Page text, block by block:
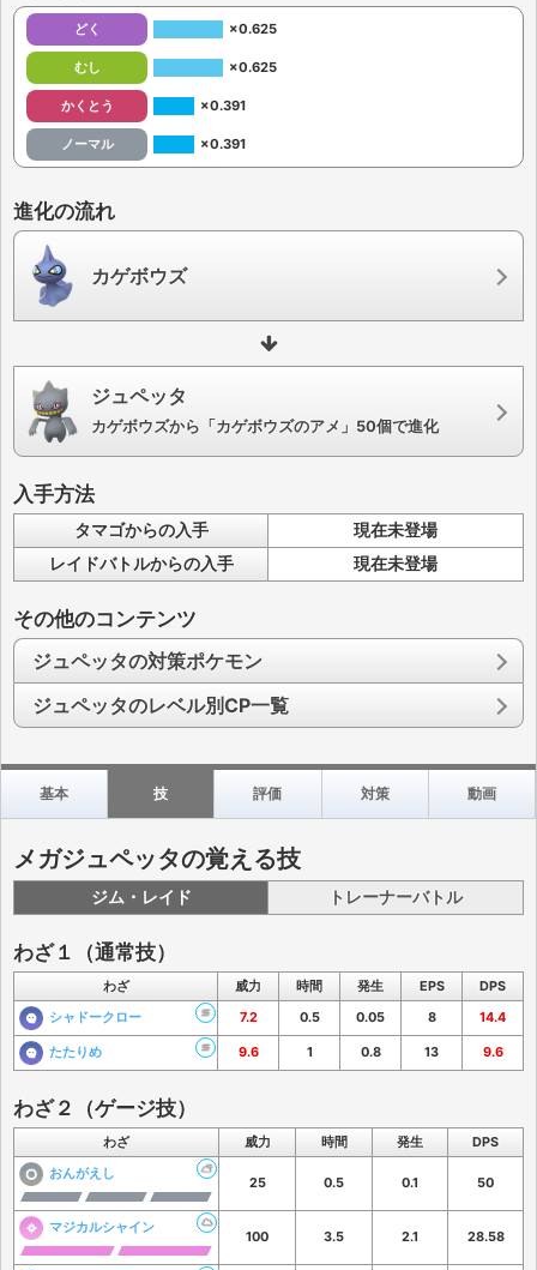
どく ×0.625
むし ×0.625
かくとう ×0.391
ノーマル ×0.391
進化の流れ
カゲボウズ
ジュペッタ
カゲボウズから「カゲボウズのアメ」50個で進化
入手方法
タマゴからの入手
現在未登場
レイドバトルからの入手
現在未登場
その他のコンテンツ
ジュペッタの対策ポケモン
ジュペッタのレベル別CP一覧
基本 技 評価 対策 動画
メガジュペッタの覚える技
ジム・レイド トレーナーバトル
わざ１（通常技）
わざ 威力 時間 発生 EPS
DPS
シャドークロー
7.2 0.5 0.05 8 14.4
たたりめ 9.6 1 0.8 13 9.6
わざ２（ゲージ技）
わざ 威力 時間 発生
DPS
おんがえし
25 0.5 0.1 50
マジカルシャイン
100 3.5 2.1 28.58